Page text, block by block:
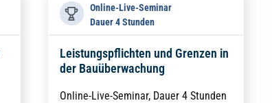
Online-Live-Seminar
Dauer 4 Stunden
Leistungspflichten und Grenzen in
der Bauüberwachung
Online-Live-Seminar, Dauer 4 Stunden